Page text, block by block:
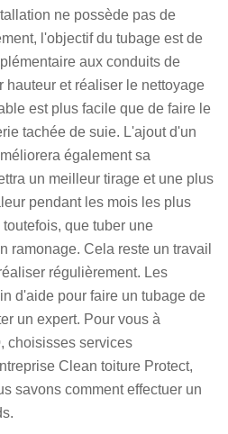
ne possède pas de
l'objectif du tubage est de
aux conduits de
hauteur et réaliser le nettoyage
est plus facile que de faire le
tachée de suie. L'ajout d'un
également sa
un meilleur tirage et une plus
pendant les mois les plus
que tuber une
ramonage. Cela reste un travail
régulièrement. Les
d'aide pour faire un tubage de
un expert. Pour vous à
choisisses services
Clean toiture Protect,
savons comment effectuer un